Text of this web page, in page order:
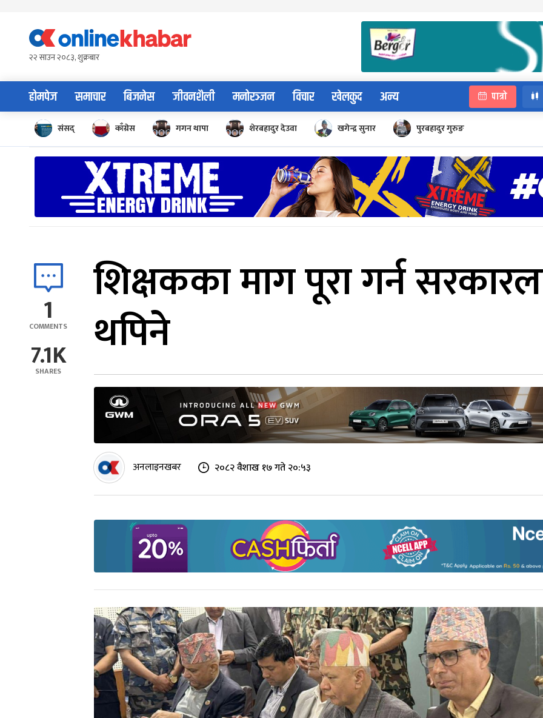
content२२ साउन २०८३, शुक्रबार
होमपेज समाचार बिजनेस जीवनशैली मनोरञ्जन विचार खेलकुद अन्य पात्रो
संसद् काँग्रेस गगन थापा शेरबहादुर देउवा खगेन्द्र सुनार पुरबहादुर गुरुङ
1
COMMENTS
7.1K
SHARES
शिक्षकका माग पूरा गर्न
थपिने
अनलाइनखबर २०८२ वैशाख १७ गते २०:५३